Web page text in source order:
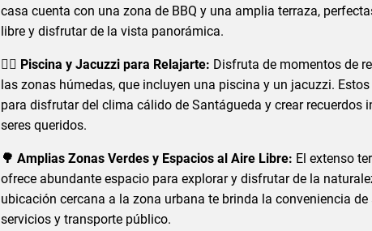
casa cuenta con una zona de BBQ y una amplia terraza,
libre y disfrutar de la vista panorámica.
🏊‍♀️ Piscina y Jacuzzi para Relajarte: Disfruta de momentos de
las zonas húmedas, que incluyen una piscina y un jacuzzi.
para disfrutar del clima cálido de Santágueda y crear recuerdos
seres queridos.
🌳 Amplias Zonas Verdes y Espacios al Aire Libre: El extenso
ofrece abundante espacio para explorar y disfrutar de la
ubicación cercana a la zona urbana te brinda la conveniencia
servicios y transporte público.